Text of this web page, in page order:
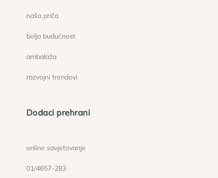
naša priča
bolja budućnost
ambalaža
razvojni trendovi
Dodaci prehrani
online savjetovanje
01/4657-283